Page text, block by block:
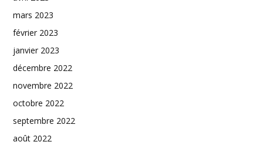
mars 2023
février 2023
janvier 2023
décembre 2022
novembre 2022
octobre 2022
septembre 2022
août 2022